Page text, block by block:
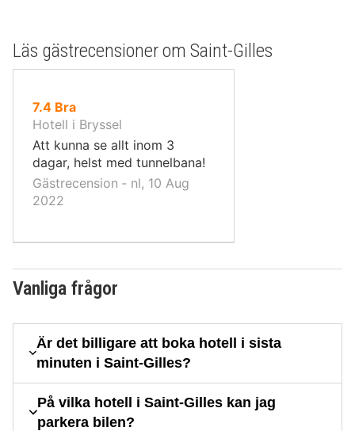
Läs gästrecensioner om Saint-Gilles
7.4av
10,
Bra
Hotell i Bryssel
Att kunna se allt inom 3
dagar, helst med tunnelbana!
Gästrecension ‐ nl, 10 Aug
2022
Vanliga frågor
Är det billigare att boka hotell i sista
minuten i Saint-Gilles?
På vilka hotell i Saint-Gilles kan jag
parkera bilen?